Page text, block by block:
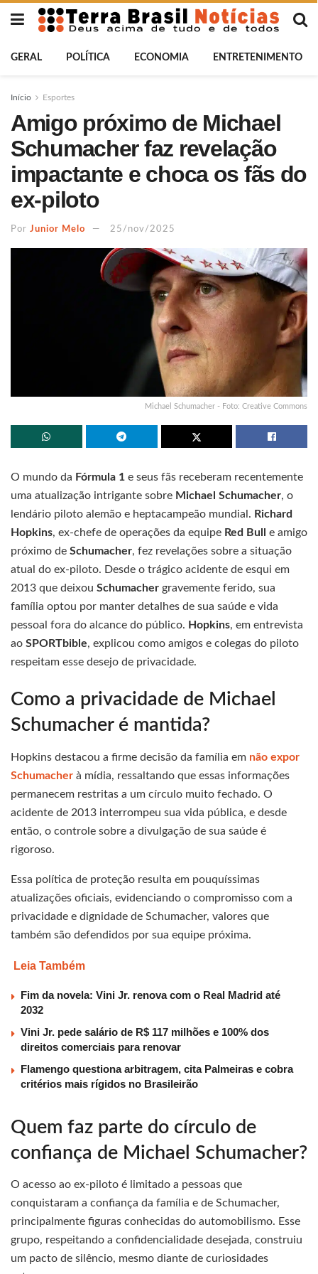
GERAL POLÍTICA ECONOMIA ENTRETENIMENTO
Início Esportes
Amigo próximo de Michael
Schumacher faz revelação
impactante e choca os fãs do
ex-piloto
Por Junior Melo 25/nov/2025
Michael Schumacher - Foto: Creative Commons
O mundo da Fórmula 1 e seus fãs receberam recentemente
uma atualização intrigante sobre Michael Schumacher, o
lendário piloto alemão e heptacampeão mundial. Richard
Hopkins, ex-chefe de operações da equipe Red Bull
e amigo
próximo de Schumacher, fez revelações sobre a situação
atual do ex-piloto. Desde o trágico acidente de esqui em
2013 que deixou Schumacher gravemente ferido, sua
família optou por manter detalhes de sua saúde e vida
pessoal fora do alcance do público. Hopkins, em entrevista
ao SPORTbible, explicou como amigos e colegas do piloto
respeitam esse desejo de privacidade.
Como a privacidade de Michael
Schumacher é mantida?
Hopkins destacou a firme decisão da família em não expor
Schumacher à mídia, ressaltando que essas informações
permanecem restritas a um círculo muito fechado. O
acidente de 2013 interrompeu sua vida pública, e desde
então, o controle sobre a divulgação de sua saúde é
rigoroso.
Essa política de proteção resulta em pouquíssimas
atualizações oficiais, evidenciando o compromisso com a
privacidade e dignidade de Schumacher, valores que
também são defendidos por sua equipe próxima.
Leia Também
Fim da novela: Vini Jr. renova com o Real Madrid até
2032
Vini Jr. pede salário de R$ 117 milhões e 100% dos
direitos comerciais para renovar
Flamengo questiona arbitragem, cita Palmeiras e cobra
critérios mais rígidos no Brasileirão
Quem faz parte do círculo de
confiança de Michael Schumacher?
O acesso ao ex-piloto é limitado a pessoas que
conquistaram a confiança da família e de Schumacher,
principalmente figuras conhecidas do automobilismo. Esse
grupo, respeitando a confidencialidade desejada, construiu
um pacto de silêncio, mesmo diante de curiosidades